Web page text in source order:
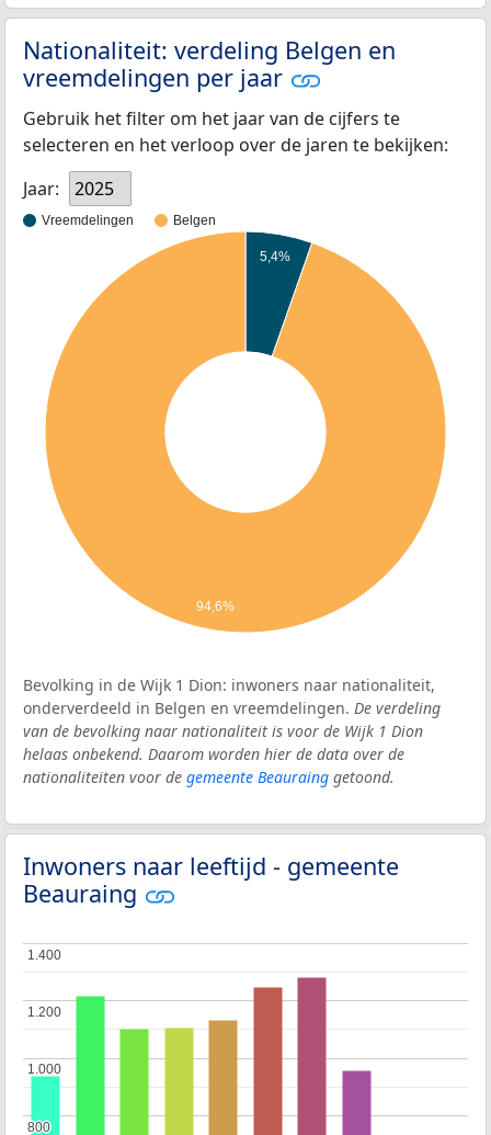
Nationaliteit: verdeling Belgen en
vreemdelingen per jaar
Gebruik het filter om het jaar van de cijfers te
selecteren en het verloop over de jaren te bekijken:
Jaar:
2025
Vreemdelingen Belgen
5,4%
94,6%
Bevolking in de Wijk 1 Dion: inwoners naar nationaliteit,
onderverdeeld in Belgen en vreemdelingen. De verdeling
van de bevolking naar nationaliteit is voor de Wijk 1 Dion
helaas onbekend. Daarom worden hier de data over de
nationaliteiten voor de gemeente Beauraing getoond.
Inwoners naar leeftijd - gemeente
Beauraing
800
800
1.000
1.000
1.200
1.200
1.400
1.400